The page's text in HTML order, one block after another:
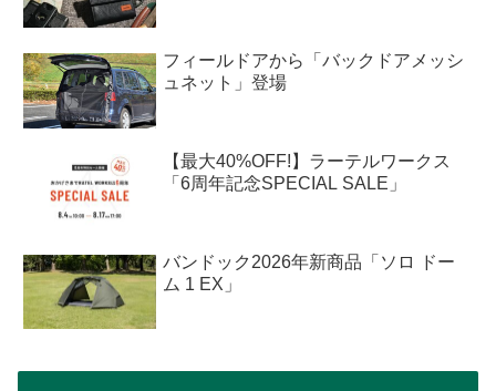
フィールドアから「バックドアメッシ
ュネット」登場
【最大40%OFF!】ラーテルワークス
「6周年記念SPECIAL SALE」
バンドック2026年新商品「ソロ ドー
ム 1 EX」